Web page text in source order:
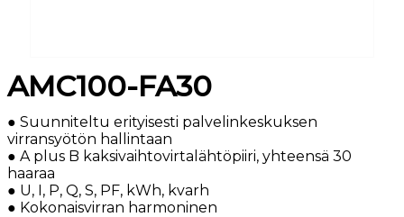
AMC100-FA30
● Suunniteltu erityisesti palvelinkeskuksen
virransyötön hallintaan
● A plus B kaksivaihtovirtalähtöpiiri, yhteensä 30
haaraa
● U, I, P, Q, S, PF, kWh, kvarh
● Kokonaisvirran harmoninen